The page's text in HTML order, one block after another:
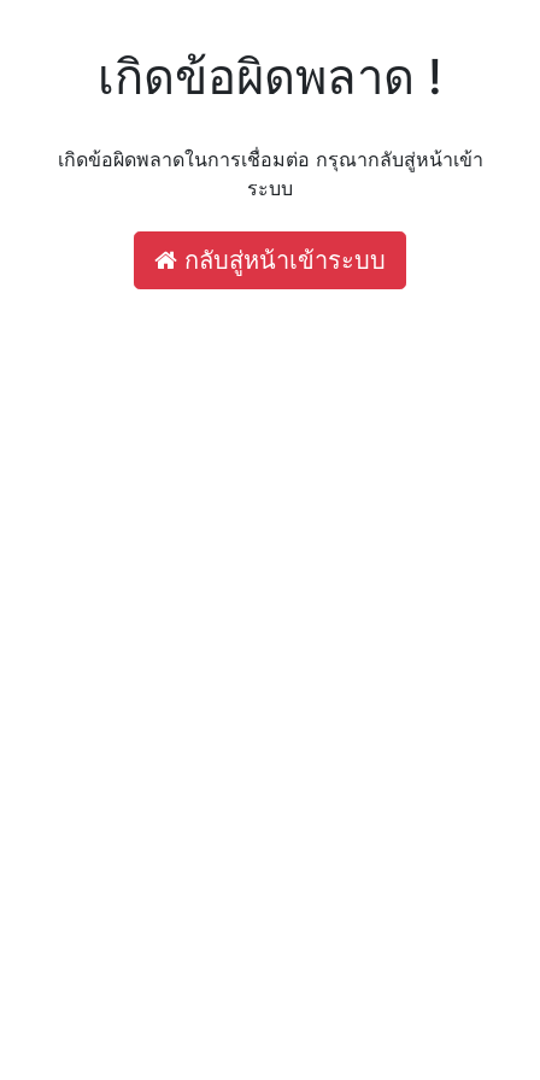
เกิดข้อผิดพลาด !
เกิดข้อผิดพลาดในการเชื่อมต่อ กรุณากลับสู่หน้าเข้า
ระบบ
กลับสู่หน้าเข้าระบบ